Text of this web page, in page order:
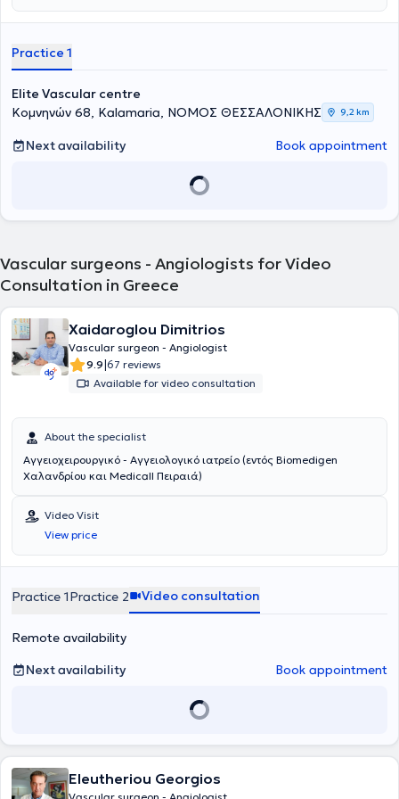
εξαιρετικά αποτελέσματα μέσα από μια εξατομικευμένη θεραπεία.
Είναι Πανεπιστημιακός Υπότροφος του Αγγειοχειρουργικού
επιτελώντας χειρουργικό έργο και συμμετέχοντας, παράλληλα,
στην εκπαίδευση των νέων ιατρών. Τέλος, διαθέτει κατάρτιση και
έχει ερευνητική δράση, η οποία αποτυπώνεται στις ακαδημαϊκές
δημοσιεύσεις και ανακοινώσεις σε εγχώρια και διεθνή συνέδρια,
στα οποία συμμετέχει, ενώ αποτελεί μέλος της ευρωπαϊκής
Ελληνικής Αγγειοχειρουργικής Εταιρείας.
Practice 1
Elite Vascular centre
Κομνηνών 68, Kalamaria, ΝΟΜΟΣ ΘΕΣΣΑΛΟΝΙΚΗΣ
9,2 km
Next availability Book appointment
Vascular surgeons - Angiologists for Video
Consultation in Greece
Xaidaroglou Dimitrios
Vascular surgeon - Angiologist
9.9|67 reviews
Available for video consultation
About the specialist
Αγγειοχειρουργικό - Αγγειολογικό ιατρείο (εντός Biomedigen
Χαλανδρίου και Medicall Πειραιά)
Video Visit
View price
Practice 1Practice 2 Video consultation
Remote availability
Next availability
Book appointment
Eleutheriou Georgios